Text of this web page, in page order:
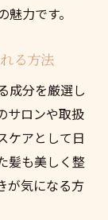
力です。
る方法
成分を厳選し
サロンや取扱
ケアとして日
髪も美しく整
が気になる方